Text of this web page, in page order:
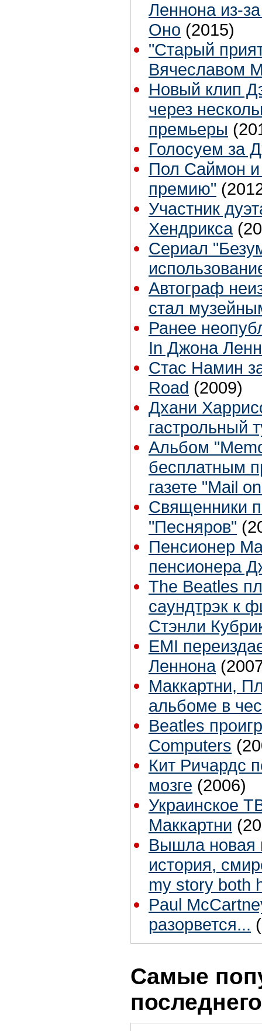
Леннона из-
Оно (2015)
"Старый
Вячеславом
Новый клип
через
премьеры
Голосуем за
Пол Саймон
премию"
Участник
Хендрикса
Сериал
Автограф
стал
Ранее
In Джона
Стас Намин
Road (2009)
Дхани
гастрольный
Альбом
бесплатным
газете "Mail
Священники
"Песняров"
Пенсионер
пенсионера
The Beatles
саундтрэк к
Стэнли
EMI
Леннона
Маккартни,
альбоме в
Beatles
Computers
Кит Ричардс
мозге (2006)
Украинское
Маккартни
Вышла новая
история,
my story both
Paul
разорвется...
Самые